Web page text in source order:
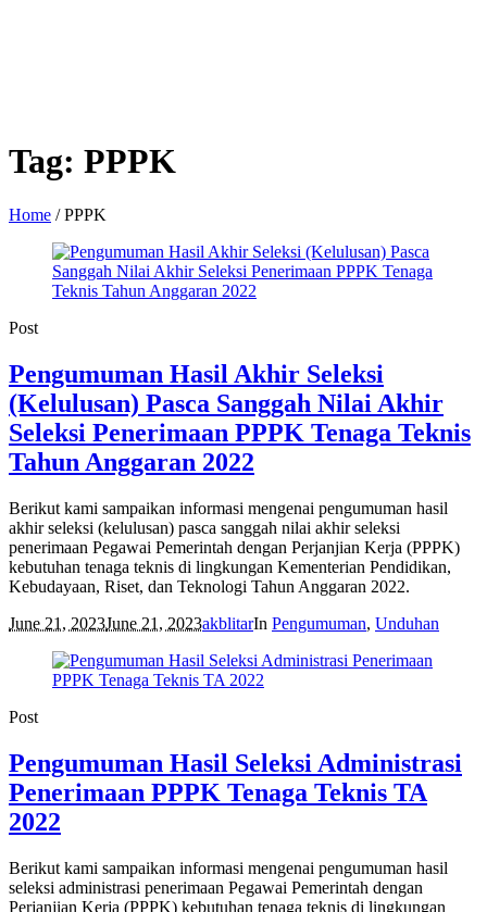
Tag: PPPK
Home /PPPK
Post
Pengumuman Hasil Akhir Seleksi
(Kelulusan) Pasca Sanggah Nilai Akhir
Seleksi Penerimaan PPPK Tenaga Teknis
Tahun Anggaran 2022
Berikut kami sampaikan informasi mengenai pengumuman hasil
akhir seleksi (kelulusan) pasca sanggah nilai akhir seleksi
penerimaan Pegawai Pemerintah dengan Perjanjian Kerja (PPPK)
kebutuhan tenaga teknis di lingkungan Kementerian Pendidikan,
Kebudayaan, Riset, dan Teknologi Tahun Anggaran 2022.
June 21, 2023June 21, 2023akblitarIn Pengumuman, Unduhan
Post
Pengumuman Hasil Seleksi Administrasi
Penerimaan PPPK Tenaga Teknis TA
2022
Berikut kami sampaikan informasi mengenai pengumuman hasil
seleksi administrasi penerimaan Pegawai Pemerintah dengan
Perjanjian Kerja (PPPK) kebutuhan tenaga teknis di lingkungan